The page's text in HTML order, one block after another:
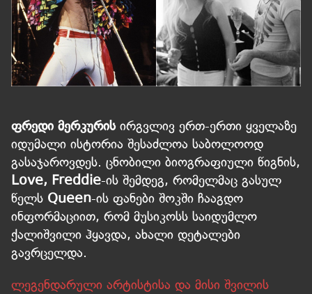
ფრედი მერკურისირგვლივ ერთ-ერთი ყველაზე
იდუმალი ისტორია შესაძლოა საბოლოოდ
გასაჯაროვდეს. ცნობილი ბიოგრაფიული წიგნის,
Love, Freddie-ის შემდეგ, რომელმაც გასულ
წელს Queen-ის ფანები შოკში ჩააგდო
ინფორმაციით, რომ მუსიკოსს საიდუმლო
ქალიშვილი ჰყავდა, ახალი დეტალები
გავრცელდა.
ლეგენდარული არტისტისა და მისი შვილის